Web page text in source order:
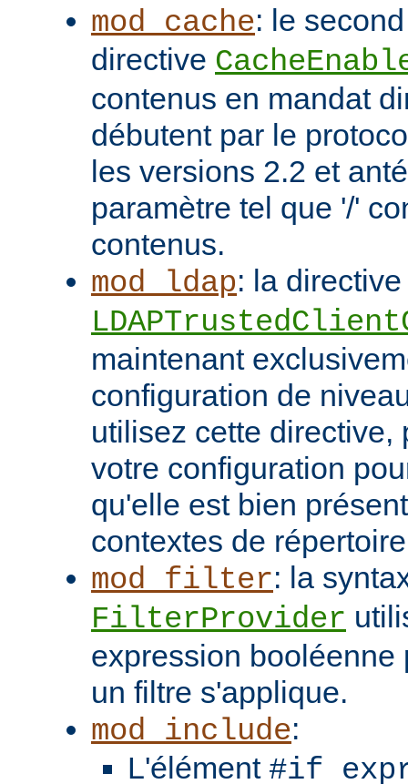
mod_cache: le
directive
contenus en mandat
débutent par le
les versions 2.2 et
paramètre tel que '/'
contenus.
mod_ldap: la directive
maintenant
configuration de
utilisez cette directive,
votre configuration
qu'elle est bien
contextes de
mod_filter: la
FilterProvider
expression booléenne
un filtre s'applique.
mod_include:
L'élément #if